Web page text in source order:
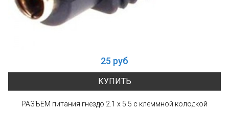
25 руб
КУПИТЬ
РАЗЪЁМ питания гнездо 2.1 х 5.5 с клеммной колодкой